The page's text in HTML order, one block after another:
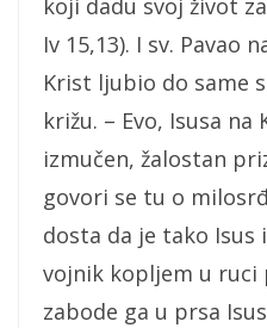
koji dadu svoj život
Iv 15,13). I sv. Pavao
Krist ljubio do same
križu. – Evo, Isusa na
izmučen, žalostan
govori se tu o
dosta da je tako Isus
vojnik kopljem u ruci
zabode ga u prsa